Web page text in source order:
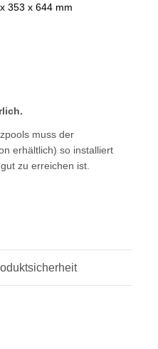
353 x 644 mm
muss der
erhältlich) so installiert
zu erreichen ist.